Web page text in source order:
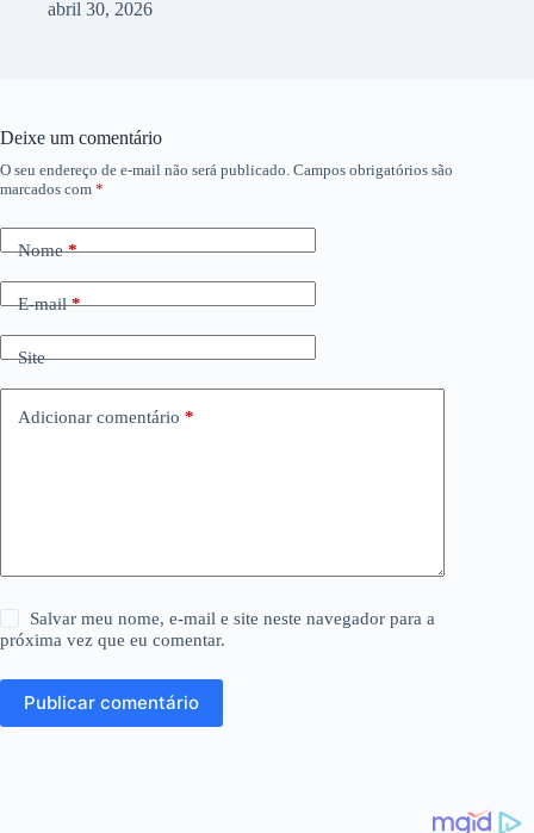
abril 30, 2026
Deixe um comentário
O seu endereço de e-mail não será publicado. Campos obrigatórios são
marcados com *
Nome*
E-mail*
Site
Adicionar comentário *
Salvar meu nome, e-mail e site neste navegador para a
próxima vez que eu comentar.
Publicar comentário